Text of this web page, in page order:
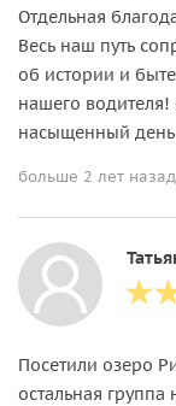
Отдельная
Весь наш путь
об истории и
нашего
насыщенный
больше 2 лет назад
Посетили озеро
остальная